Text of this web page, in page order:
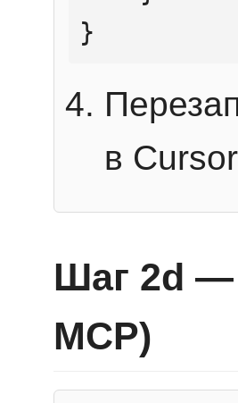
}
в
Шаг 2d —
MCP)